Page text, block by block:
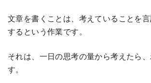
文章を書くことは、考えていることを
するという作業です。
それは、一日の思考の量から考えたら
す。